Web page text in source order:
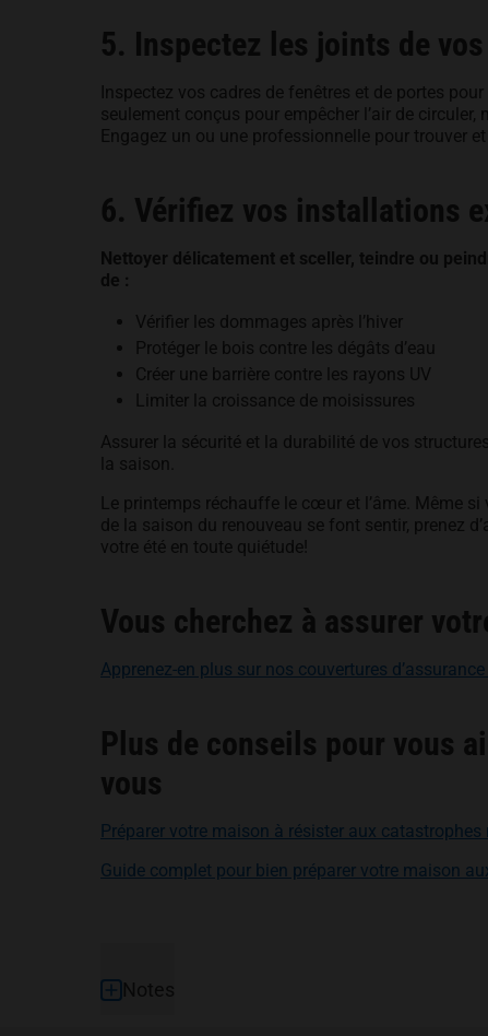
5. Inspectez les joints de
Inspectez vos cadres de fenêtres et de portes
seulement conçus pour empêcher l’air de
Engagez un ou une professionnelle pour trouver
6. Vérifiez vos installations
Nettoyer délicatement et sceller, teindre ou
de :
Vérifier les dommages après l’hiver
Protéger le bois contre les dégâts d’eau
Créer une barrière contre les rayons UV
Limiter la croissance de moisissures
Assurer la sécurité et la durabilité de vos
la saison.
Le printemps réchauffe le cœur et l’âme. Même si
de la saison du renouveau se font sentir, prenez
votre été en toute quiétude!
Vous cherchez à assurer
Apprenez-en plus sur nos couvertures
Plus de conseils pour vous
vous
Préparer votre maison à résister aux catastrophes
Guide complet pour bien préparer votre maison
Pied de page